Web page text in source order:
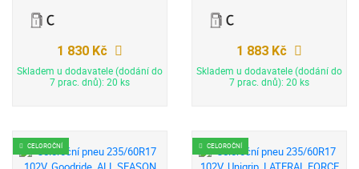
1 830 Kč
Skladem u dodavatele (dodání do
7 prac. dnů): 20 ks
1 883 Kč
Skladem u dodavatele (dodání do
7 prac. dnů): 20 ks
CELOROČNÍ CELOROČNÍ